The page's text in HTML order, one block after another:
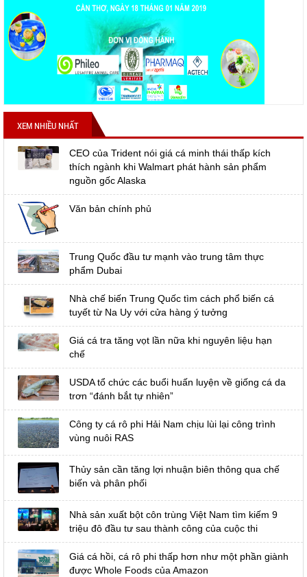
XEM NHIỀU NHẤT
CEO của Trident nói giá cá minh thái thấp kích
thích ngành khi Walmart phát hành sản phẩm
nguồn gốc Alaska
Văn bản chính phủ
Trung Quốc đầu tư mạnh vào trung tâm thực
phẩm Dubai
Nhà chế biến Trung Quốc tìm cách phổ biến cá
tuyết từ Na Uy với cửa hàng ý tưởng
Giá cá tra tăng vọt lần nữa khi nguyên liệu hạn
chế
USDA tổ chức các buổi huấn luyện về giống cá da
trơn “đánh bắt tự nhiên”
Công ty cá rô phi Hải Nam chịu lùi lại công trình
vùng nuôi RAS
Thủy sản cần tăng lợi nhuận biên thông qua chế
biến và phân phối
Nhà sản xuất bột côn trùng Việt Nam tìm kiếm 9
triệu đô đầu tư sau thành công của cuộc thi
Giá cá hồi, cá rô phi thấp hơn như một phần giành
được Whole Foods của Amazon